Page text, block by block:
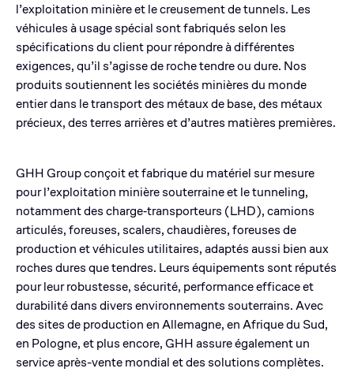
l’exploitation minière et le creusement de tunnels. Les
véhicules à usage spécial sont fabriqués selon les
spécifications du client pour répondre à différentes
exigences, qu’il s’agisse de roche tendre ou dure. Nos
produits soutiennent les sociétés minières du monde
entier dans le transport des métaux de base, des métaux
précieux, des terres arrières et d’autres matières premières.
GHH Group conçoit et fabrique du matériel sur mesure
pour l’exploitation minière souterraine et le tunneling,
notamment des charge‑transporteurs (LHD), camions
articulés, foreuses, scalers, chaudières, foreuses de
production et véhicules utilitaires, adaptés aussi bien aux
roches dures que tendres. Leurs équipements sont réputés
pour leur robustesse, sécurité, performance efficace et
durabilité dans divers environnements souterrains. Avec
des sites de production en Allemagne, en Afrique du Sud,
en Pologne, et plus encore, GHH assure également un
service après-vente mondial et des solutions complètes.